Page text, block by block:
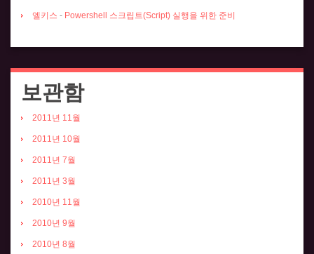
엘키스 - Powershell 스크립트(Script) 실행을 위한 준비
보관함
2011년 11월
2011년 10월
2011년 7월
2011년 3월
2010년 11월
2010년 9월
2010년 8월